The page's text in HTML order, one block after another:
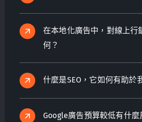
在本地化廣告中，對線上行
何？
什麼是SEO，它如何有助於
Google廣告預算較低有什麼